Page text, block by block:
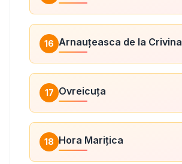
16 Arnauțeasca de la Crivina
17 Ovreicuța
18 Hora Marițica